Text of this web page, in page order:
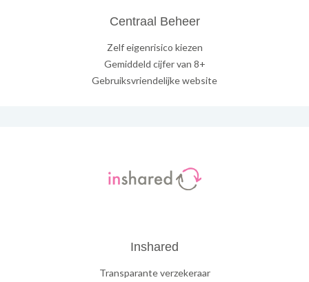
Centraal Beheer
Zelf eigenrisico kiezen
Gemiddeld cijfer van 8+
Gebruiksvriendelijke website
Inshared
Transparante verzekeraar